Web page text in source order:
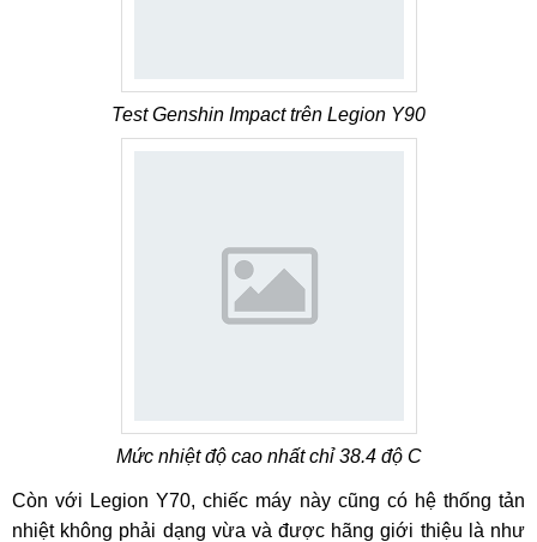
Test Genshin Impact trên Legion Y90
Mức nhiệt độ cao nhất chỉ 38.4 độ C
Còn với Legion Y70, chiếc máy này cũng có hệ thống tản
nhiệt không phải dạng vừa và được hãng giới thiệu là như